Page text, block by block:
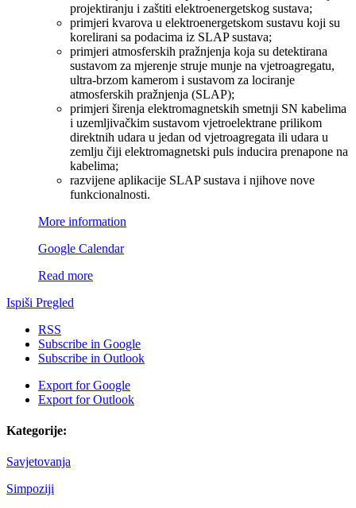
projektiranju i zaštiti elektroenergetskog sustava;
primjeri kvarova u elektroenergetskom sustavu koji su
korelirani sa podacima iz SLAP sustava;
primjeri atmosferskih pražnjenja koja su detektirana
sustavom za mjerenje struje munje na vjetroagregatu,
ultra-brzom kamerom i sustavom za lociranje
atmosferskih pražnjenja (SLAP);
primjeri širenja elektromagnetskih smetnji SN kabelima
i uzemljivačkim sustavom vjetroelektrane prilikom
direktnih udara u jedan od vjetroagregata ili udara u
zemlju čiji elektromagnetski puls inducira prenapone na
kabelima;
razvijene aplikacije SLAP sustava i njihove nove
funkcionalnosti.
More information
Google Calendar
Read more
Ispiši Pregled
RSS
Subscribe in Google
Subscribe in Outlook
Export forGoogle
Export forOutlook
Kategorije:
Savjetovanja
Simpoziji